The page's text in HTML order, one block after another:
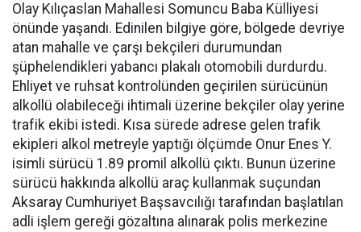
Olay Kılıçaslan Mahallesi Somuncu Baba Külliyesi
önünde yaşandı. Edinilen bilgiye göre, bölgede devriye
atan mahalle ve çarşı bekçileri durumundan
şüphelendikleri yabancı plakalı otomobili durdurdu.
Ehliyet ve ruhsat kontrolünden geçirilen sürücünün
alkollü olabileceği ihtimali üzerine bekçiler olay yerine
trafik ekibi istedi. Kısa sürede adrese gelen trafik
ekipleri alkol metreyle yaptığı ölçümde Onur Enes Y.
isimli sürücü 1.89 promil alkollü çıktı. Bunun üzerine
sürücü hakkında alkollü araç kullanmak suçundan
Aksaray Cumhuriyet Başsavcılığı tarafından başlatılan
adli işlem gereği gözaltına alınarak polis merkezine